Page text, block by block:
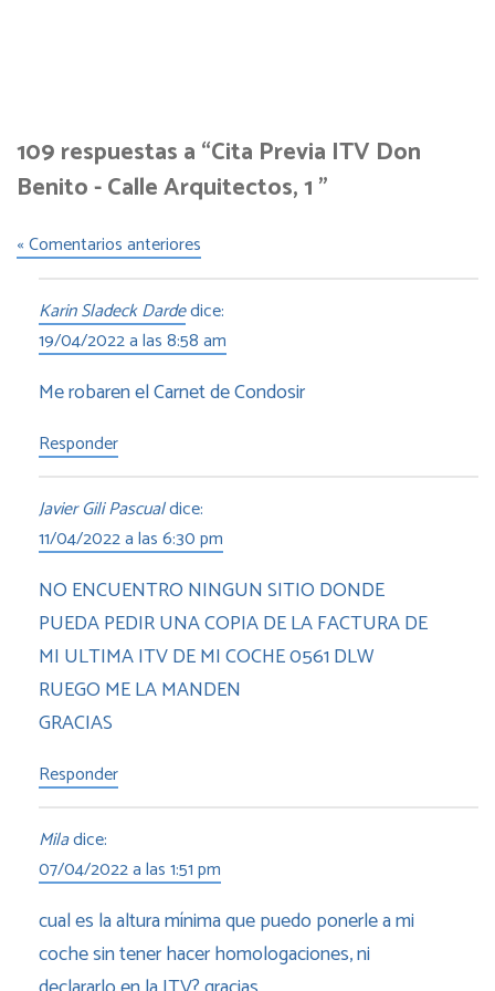
109 respuestas a “Cita Previa ITV Don
Benito - Calle Arquitectos, 1 ”
« Comentarios anteriores
Karin Sladeck Dardedice:
19/04/2022 a las 8:58 am
Me robaren el Carnet de Condosir
Responder
Javier Gili Pascualdice:
11/04/2022 a las 6:30 pm
NO ENCUENTRO NINGUN SITIO DONDE
PUEDA PEDIR UNA COPIA DE LA FACTURA DE
MI ULTIMA ITV DE MI COCHE 0561 DLW
RUEGO ME LA MANDEN
GRACIAS
Responder
Miladice:
07/04/2022 a las 1:51 pm
cual es la altura mínima que puedo ponerle a mi
coche sin tener hacer homologaciones, ni